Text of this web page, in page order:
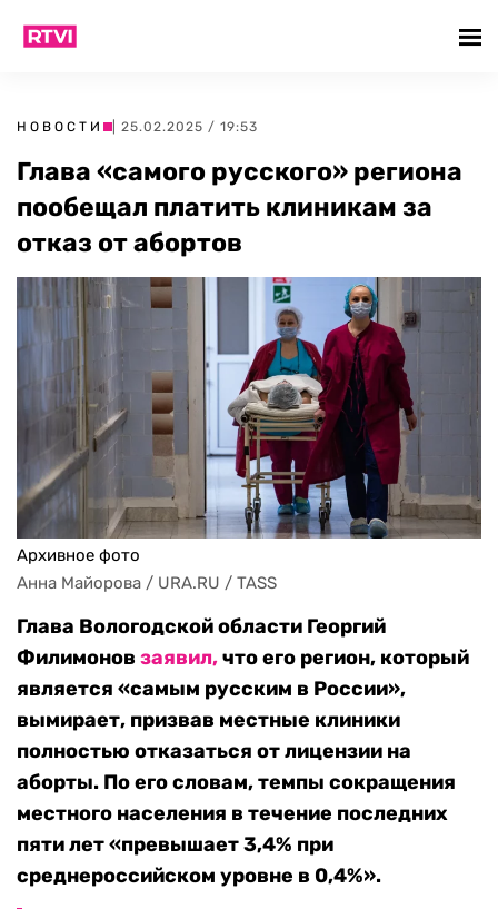
НОВОСТИ | 25.02.2025 / 19:53
Глава «самого русского» региона
пообещал платить клиникам за
отказ от абортов
Архивное фото
Анна Майорова / URA.RU / TASS
Глава Вологодской области Георгий
Филимонов заявил,что его регион, который
является «самым русским в России»,
вымирает, призвав местные клиники
полностью отказаться от лицензии на
аборты. По его словам, темпы сокращения
местного населения в течение последних
пяти лет «превышает 3,4% при
среднероссийском уровне в 0,4%».